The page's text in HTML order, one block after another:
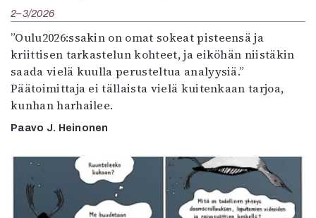
2–3/2026
”Oulu2026:ssakin on omat sokeat pisteensä ja
kriittisen tarkastelun kohteet, ja eiköhän niistäkin
saada vielä kuulla perusteltua analyysiä.”
Päätoimittaja ei tällaista vielä kuitenkaan tarjoa,
kunhan harhailee.
Paavo J. Heinonen